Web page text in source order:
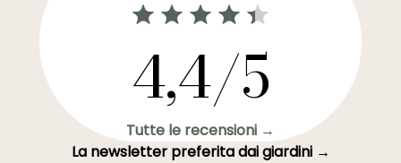
4,4/5
Tutte le recensioni →
La newsletter preferita dai giardini →